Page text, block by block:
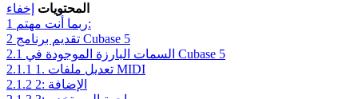
المحتويات إخفاء
1
ربما أنت مهتم:
2
تقديم برنامج Cubase 5
2.1
السمات البارزة الموجودة في Cubase 5
2.1.1
1. تعديل ملفات MIDI
2.1.2
2: الإضافة